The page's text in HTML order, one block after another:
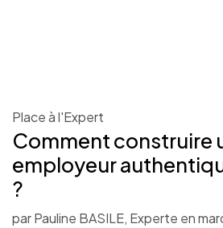
Place à l'Expert
Comment construire
employeur
?
par Pauline BASILE, Experte en